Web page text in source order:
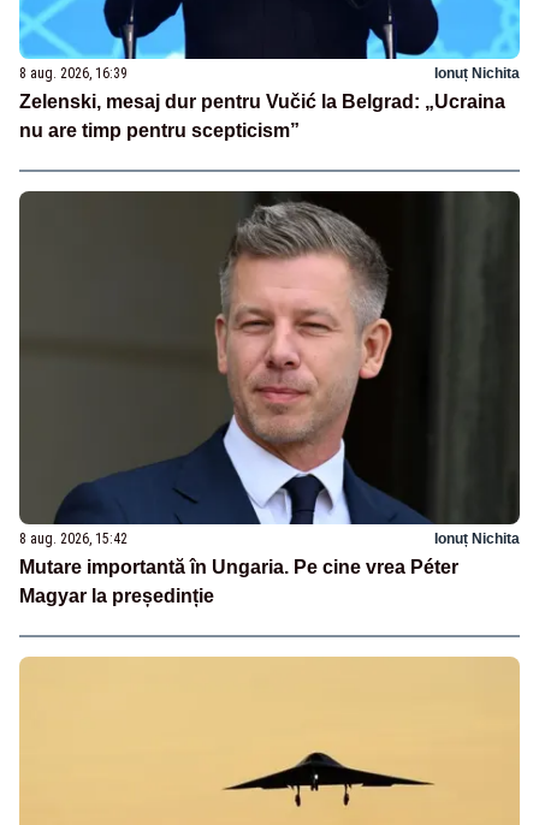
8 aug. 2026, 16:39 Ionuț Nichita
Zelenski, mesaj dur pentru Vučić la Belgrad: „Ucraina
nu are timp pentru scepticism”
8 aug. 2026, 15:42 Ionuț Nichita
Mutare importantă în Ungaria. Pe cine vrea Péter
Magyar la președinție